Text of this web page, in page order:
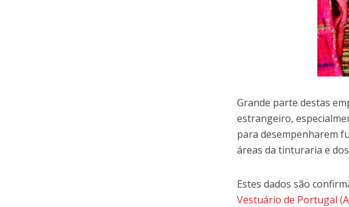
Grande parte destas
estrangeiro,
para desempenharem
áreas da tinturaria e
Estes dados são
Vestuário de Portugal